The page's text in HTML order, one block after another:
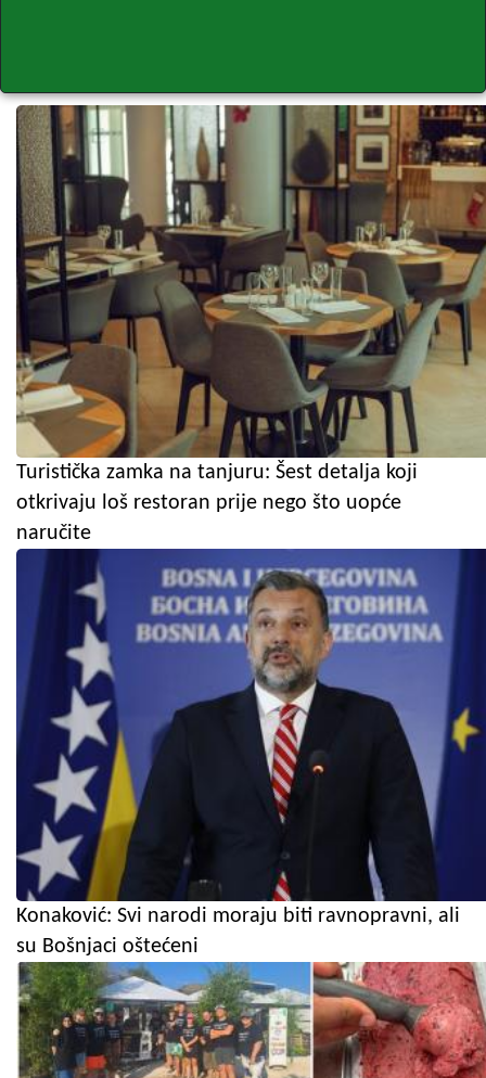
Turistička zamka na tanjuru: Šest detalja koji
otkrivaju loš restoran prije nego što uopće
naručite
Konaković: Svi narodi moraju biti ravnopravni, ali
su Bošnjaci oštećeni